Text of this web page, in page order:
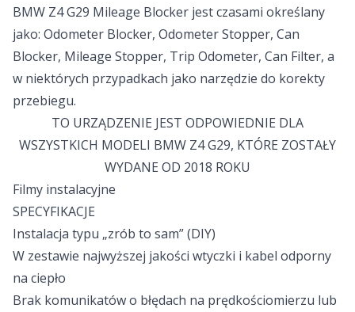
BMW Z4 G29 Mileage Blocker jest czasami określany
jako: Odometer Blocker, Odometer Stopper, Can
Blocker, Mileage Stopper, Trip Odometer, Can Filter, a
w niektórych przypadkach jako narzędzie do korekty
przebiegu.
TO URZĄDZENIE JEST ODPOWIEDNIE DLA
WSZYSTKICH MODELI BMW Z4 G29, KTÓRE ZOSTAŁY
WYDANE OD 2018 ROKU
Filmy instalacyjne
SPECYFIKACJE
Instalacja typu „zrób to sam” (DIY)
W zestawie najwyższej jakości wtyczki i kabel odporny
na ciepło
Brak komunikatów o błędach na prędkościomierzu lub